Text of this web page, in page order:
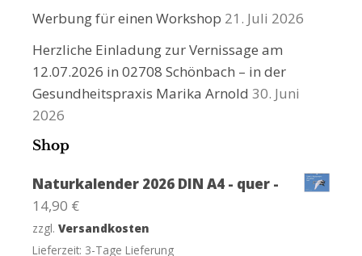
Werbung für einen Workshop 21. Juli 2026
Herzliche Einladung zur Vernissage am
12.07.2026 in 02708 Schönbach – in der
Gesundheitspraxis Marika Arnold 30. Juni
2026
Shop
Naturkalender 2026 DIN A4 - quer -
14,90 €
zzgl. Versandkosten
Lieferzeit: 3-Tage Lieferung